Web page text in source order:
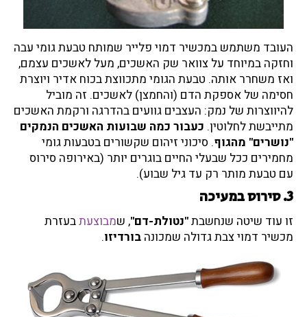
העובד משתמש במכשיר דמוי פלייר שמותח טבעת גומי עבה
וחזקה במיוחד על צוואר שק האשכים, מעל לאשכים עצמם,
ואז משחרר אותה. טבעת הגומי מתכווצת בכוח אדיר ויוצרת
חסימה של אספקת הדם (והחמצן) לאשכים. זה מוביל
להיווצרות של נמק: העצבים גוועים בהדרגה ורקמת האשכים
מתייבשת לחלוטין. כעבור כמה שבועות האשכים הנמקים
"נושרים" מהגוף. סיכוני זיהום שקשורים בטבעות גומי
מחמירים ככל שבעלי החיים בוגרים יותר (באירופה סירוס
עם טבעת מותר רק עד גיל שבוע).
3. סירוס במעיכה
זו עוד שיטה שנחשבת"נטולת-דם", שמבוצעתבעזרת
מכשיר דמוי צבת גדולה שמכונה בורדיזו.